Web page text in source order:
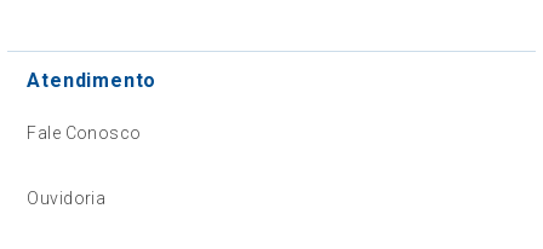
Atendimento
Fale Conosco
Ouvidoria